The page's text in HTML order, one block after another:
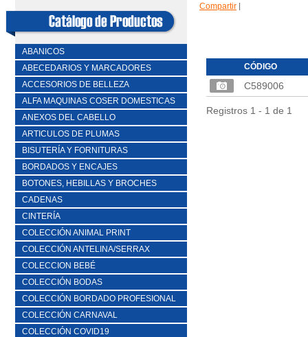
ABANICOS
ABECEDARIOS Y MARCADORES
ACCESORIOS DE BELLEZA
ALFA MAQUINAS COSER DOMESTICAS
ANEXOS DEL CABELLO
ARTICULOS DE PLUMAS
BISUTERÍA Y FORNITURAS
BORDADOS Y ENCAJES
BOTONES, HEBILLAS Y BROCHES
CADENAS
CINTERÍA
COLECCIÓN ANIMAL PRINT
COLECCIÓN ANTELINA/SERRAX
COLECCION BEBÉ
COLECCIÓN BODAS
COLECCIÓN BORDADO PROFESIONAL
COLECCIÓN CARNAVAL
COLECCIÓN COVID19
Compartir
CÓDIGO
C589006
Registros 1 - 1 de 1